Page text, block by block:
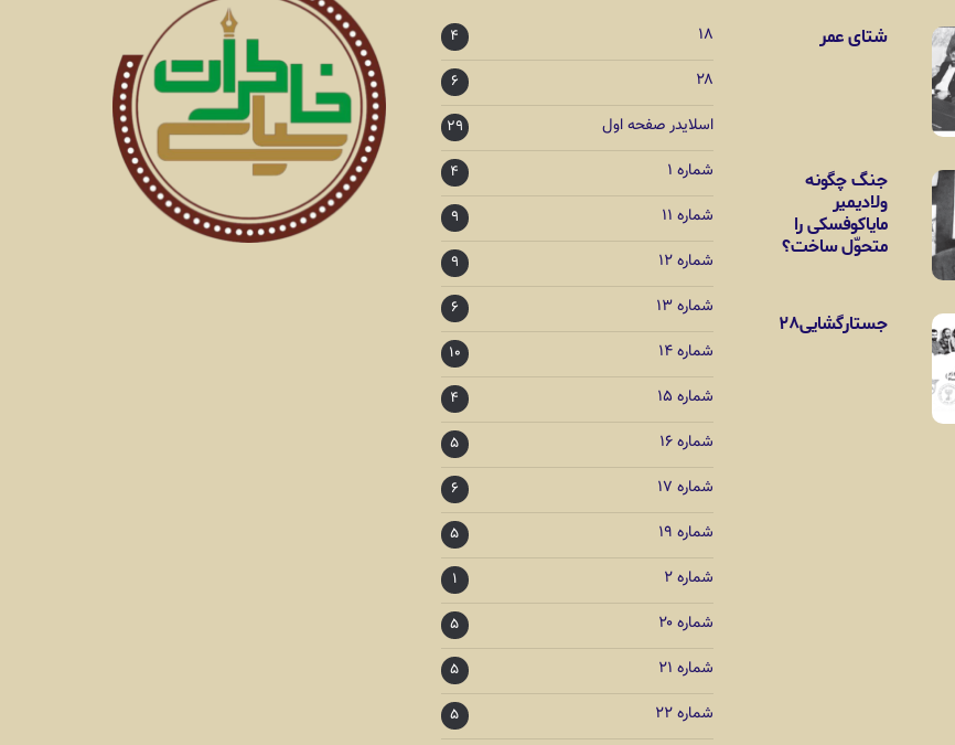
شتای عمر
جنگ چگونه
ولادیمیر
مایاکوفسکی را
متحوّل ساخت؟
جستارگشایی۲۸
۱۸ ۴
۲۸ ۶
اسلایدر صفحه اول ۲۹
شماره ۱ ۴
شماره ۱۱ ۹
شماره ۱۲ ۹
شماره ۱۳ ۶
شماره ۱۴ ۱۰
شماره ۱۵ ۴
شماره ۱۶ ۵
شماره ۱۷ ۶
شماره ۱۹ ۵
شماره ۲ ۱
شماره ۲۰ ۵
شماره ۲۱ ۵
شماره ۲۲ ۵